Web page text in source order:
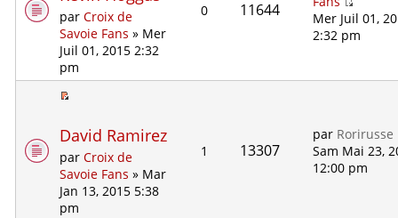
parCroix de
Savoie Fans » Mer
Juil 01, 2015 2:32
pm
0 11644
Mer Juil 01,
2:32 pm
David Ramirez
parCroix de
Savoie Fans » Mar
Jan 13, 2015 5:38
pm
1 13307
par Rorirusse
Sam Mai 23,
12:00 pm